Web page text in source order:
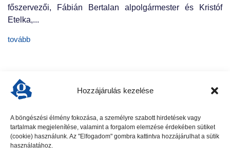
Hozzájárulás kezelése
A böngészési élmény fokozása, a személyre szabott hirdetések vagy
tartalmak megjelenítése, valamint a forgalom elemzése érdekében sütiket
(cookie) használunk. Az "Elfogadom" gombra kattintva hozzájárulhat a sütik
használatához.
főszervezői, Fábián Bertalan alpolgármester és Kristóf
Etelka,...
tovább
előző cikk következő cikk